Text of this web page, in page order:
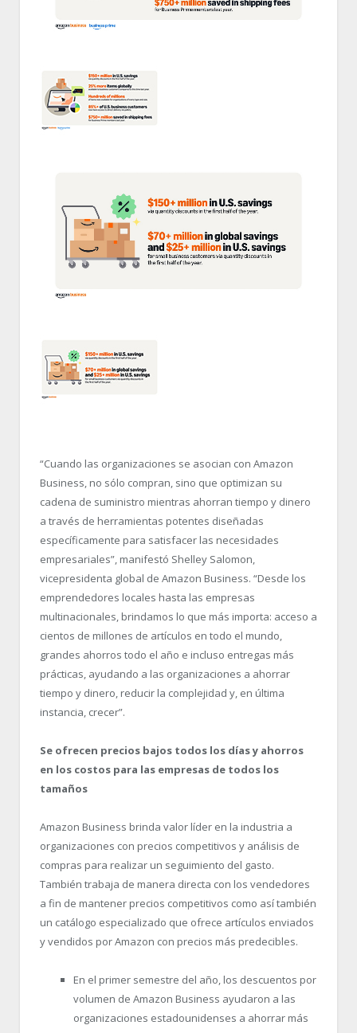
“Cuando las organizaciones se asocian con Amazon
Business, no sólo compran, sino que optimizan su
cadena de suministro mientras ahorran tiempo y dinero
a través de herramientas potentes diseñadas
específicamente para satisfacer las necesidades
empresariales”, manifestó Shelley Salomon,
vicepresidenta global de Amazon Business. “Desde los
emprendedores locales hasta las empresas
multinacionales, brindamos lo que más importa: acceso a
cientos de millones de artículos en todo el mundo,
grandes ahorros todo el año e incluso entregas más
prácticas, ayudando a las organizaciones a ahorrar
tiempo y dinero, reducir la complejidad y, en última
instancia, crecer”.
Se ofrecen precios bajos todos los días y ahorros
en los costos para las empresas de todos los
tamaños
Amazon Business brinda valor líder en la industria a
organizaciones con precios competitivos y análisis de
compras para realizar un seguimiento del gasto.
También trabaja de manera directa con los vendedores
a fin de mantener precios competitivos como así también
un catálogo especializado que ofrece artículos enviados
y vendidos por Amazon con precios más predecibles.
En el primer semestre del año, los descuentos por
volumen de Amazon Business ayudaron a las
organizaciones estadounidenses a ahorrar más